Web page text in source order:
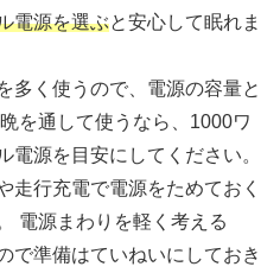
電源を選ぶと安心して眠れま
多く使うので、電源の容量と
を通して使うなら、1000ワ
電源を目安にしてください。
走行充電で電源をためておく
電源まわりを軽く考える
で準備はていねいにしておき